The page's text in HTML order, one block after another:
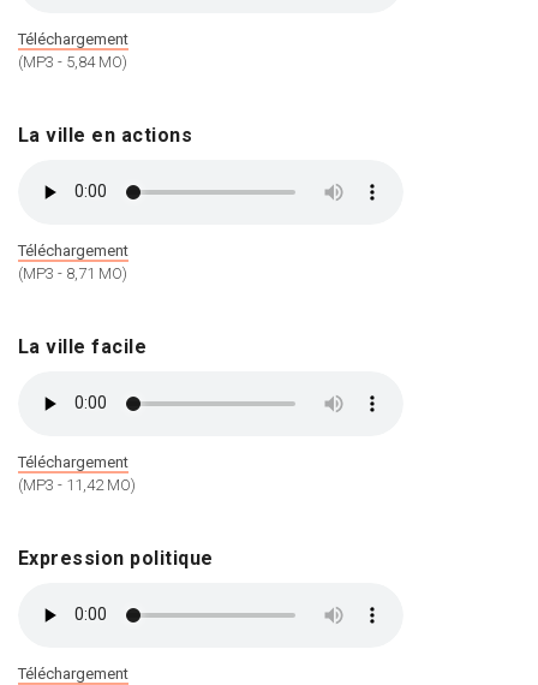
Téléchargement
(MP3 - 5,84 MO)
La ville en actions
Téléchargement
(MP3 - 8,71 MO)
La ville facile
Téléchargement
(MP3 - 11,42 MO)
Expression politique
Téléchargement